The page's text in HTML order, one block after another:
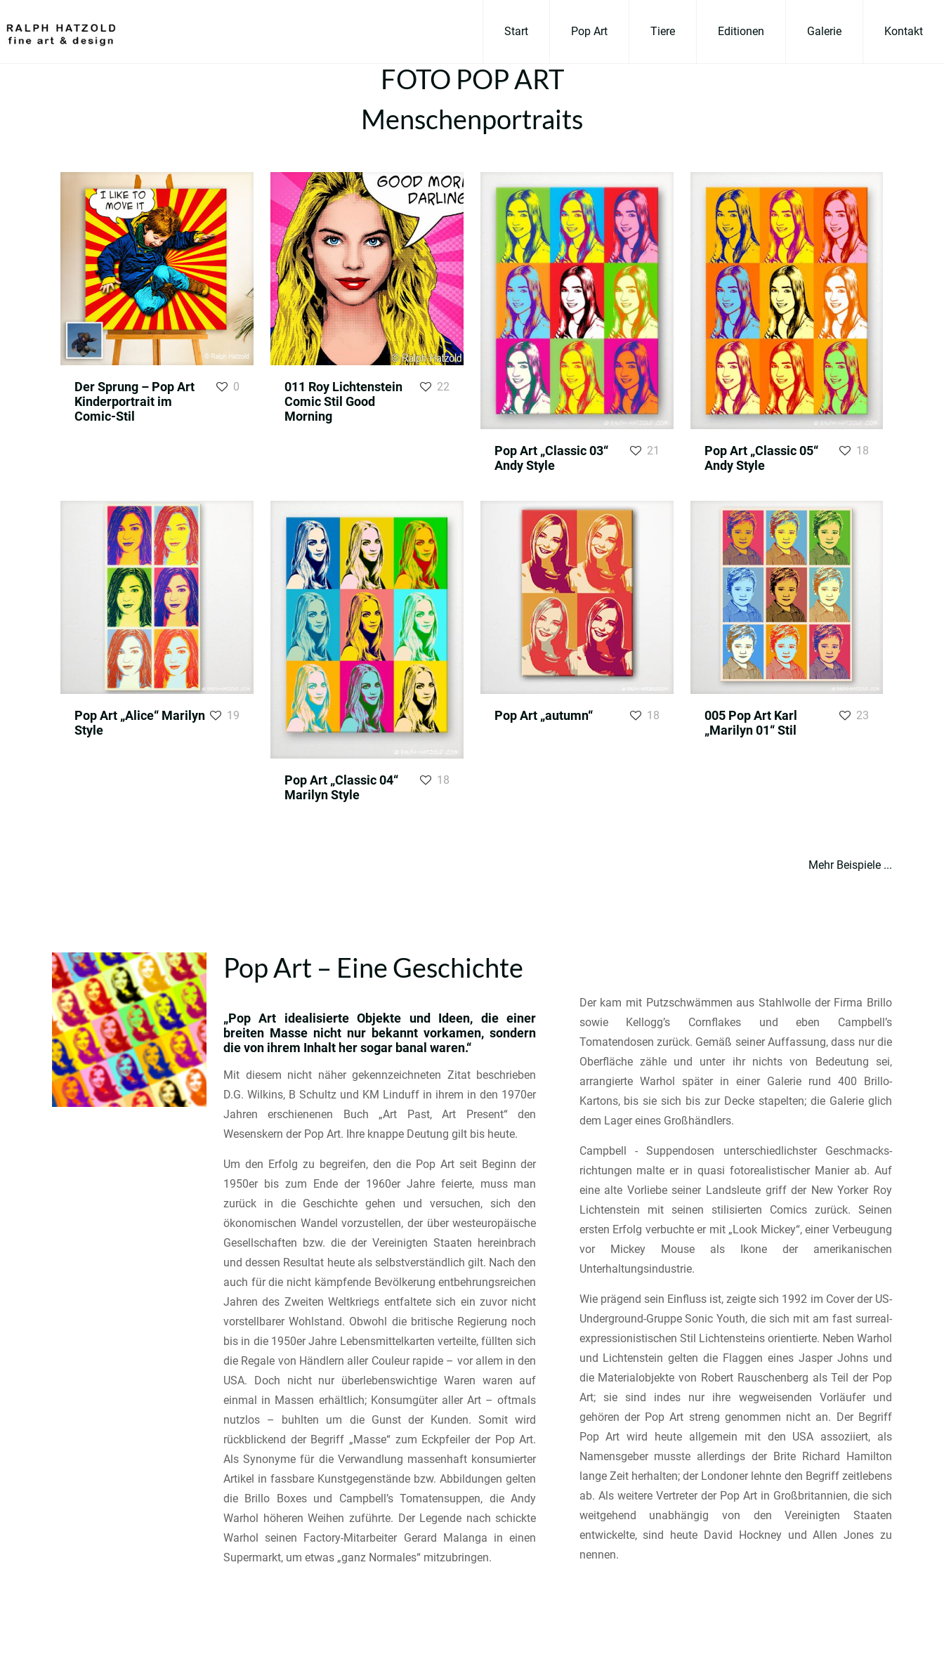
Start Pop Art Tiere Editionen Galerie Kontakt
FOTO POP ART
Menschenportraits
Der Sprung – Pop Art
Kinderportrait im
Comic-Stil
0
011 Roy Lichtenstein
Comic Stil Good
Morning
22
Pop Art „Classic 03“
Andy Style
21
Pop Art „Classic 05“
Andy Style
18
Pop Art „Alice“ Marilyn
Style
19
Pop Art „Classic 04“
Marilyn Style
18
Pop Art „autumn“ 18
005 Pop Art Karl
„Marilyn 01“ Stil
23
Mehr Beispiele ...
Pop Art – Eine Geschichte
„Pop Art idealisierte Objekte und Ideen, die einer
breiten Masse nicht nur bekannt vorkamen, sondern
die von ihrem Inhalt her sogar banal waren.“
Mit diesem nicht näher gekennzeichneten Zitat beschrieben
D.G. Wilkins, B Schultz und KM Linduff in ihrem in den 1970er
Jahren erschienenen Buch „Art Past, Art Present“ den
Wesenskern der Pop Art. Ihre knappe Deutung gilt bis heute.
Um den Erfolg zu begreifen, den die Pop Art seit Beginn der
1950er bis zum Ende der 1960er Jahre feierte, muss man
zurück in die Geschichte gehen und versuchen, sich den
ökonomischen Wandel vorzustellen, der über westeuropäische
Gesellschaften bzw. die der Vereinigten Staaten hereinbrach
und dessen Resultat heute als selbstverständlich gilt. Nach den
auch für die nicht kämpfende Bevölkerung entbehrungsreichen
Jahren des Zweiten Weltkriegs entfaltete sich ein zuvor nicht
vorstellbarer Wohlstand. Obwohl die britische Regierung noch
bis in die 1950er Jahre Lebensmittelkarten verteilte, füllten sich
die Regale von Händlern aller Couleur rapide – vor allem in den
USA. Doch nicht nur überlebenswichtige Waren waren auf
einmal in Massen erhältlich; Konsumgüter aller Art – oftmals
nutzlos – buhlten um die Gunst der Kunden. Somit wird
rückblickend der Begriff „Masse“ zum Eckpfeiler der Pop Art.
Als Synonyme für die Verwandlung massenhaft konsumierter
Artikel in fassbare Kunstgegenstände bzw. Abbildungen gelten
die Brillo Boxes und Campbell’s Tomatensuppen, die Andy
Warhol höheren Weihen zuführte. Der Legende nach schickte
Warhol seinen Factory-Mitarbeiter Gerard Malanga in einen
Supermarkt, um etwas „ganz Normales“ mitzubringen.
Der kam mit Putzschwämmen aus Stahlwolle der Firma Brillo
sowie Kellogg’s Cornflakes und eben Campbell’s
Tomatendosen zurück. Gemäß seiner Auffassung, dass nur die
Oberfläche zähle und unter ihr nichts von Bedeutung sei,
arrangierte Warhol später in einer Galerie rund 400 Brillo-
Kartons, bis sie sich bis zur Decke stapelten; die Galerie glich
dem Lager eines Großhändlers.
Campbell - Suppendosen unterschiedlichster Geschmacks-
richtungen malte er in quasi fotorealistischer Manier ab. Auf
eine alte Vorliebe seiner Landsleute griff der New Yorker Roy
Lichtenstein mit seinen stilisierten Comics zurück. Seinen
ersten Erfolg verbuchte er mit „Look Mickey“, einer Verbeugung
vor Mickey Mouse als Ikone der amerikanischen
Unterhaltungsindustrie.
Wie prägend sein Einfluss ist, zeigte sich 1992 im Cover der US-
Underground-Gruppe Sonic Youth, die sich mit am fast surreal-
expressionistischen Stil Lichtensteins orientierte. Neben Warhol
und Lichtenstein gelten die Flaggen eines Jasper Johns und
die Materialobjekte von Robert Rauschenberg als Teil der Pop
Art; sie sind indes nur ihre wegweisenden Vorläufer und
gehören der Pop Art streng genommen nicht an. Der Begriff
Pop Art wird heute allgemein mit den USA assoziiert, als
Namensgeber musste allerdings der Brite Richard Hamilton
lange Zeit herhalten; der Londoner lehnte den Begriff zeitlebens
ab. Als weitere Vertreter der Pop Art in Großbritannien, die sich
weitgehend unabhängig von den Vereinigten Staaten
entwickelte, sind heute David Hockney und Allen Jones zu
nennen.